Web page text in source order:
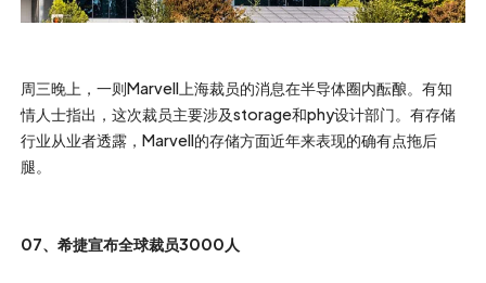
周三晚上，一则Marvell上海裁员的消息在半导体圈内酝酿。有知
情人士指出，这次裁员主要涉及storage和phy设计部门。有存储
行业从业者透露，Marvell的存储方面近年来表现的确有点拖后
腿。
07、希捷宣布全球裁员3000人